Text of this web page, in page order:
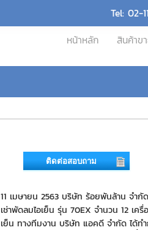
Tel: 02-
หน้าหลัก
สินค้าข
11 เมษายน 2563 บริษัท ร้อยพันล้าน จำกัด
เช่าพัดลมไอเย็น รุ่น 70EX จำนวน 12 เครื่
เย็น ทางทีมงาน บริษัท แอคดี จำกัด ได้ท